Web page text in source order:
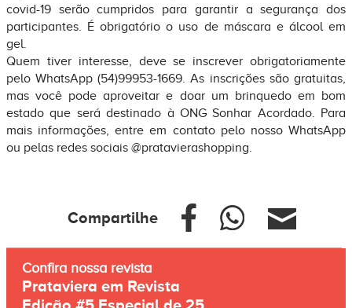
covid-19 serão cumpridos para garantir a segurança dos
participantes. É obrigatório o uso de máscara e álcool em
gel.
Quem tiver interesse, deve se inscrever obrigatoriamente
pelo WhatsApp (54)99953-1669. As inscrições são gratuitas,
mas você pode aproveitar e doar um brinquedo em bom
estado que será destinado à ONG Sonhar Acordado. Para
mais informações, entre em contato pelo nosso WhatsApp
ou pelas redes sociais @pratavierashopping.
Compartilhe
Confira nossa revista
Prataviera em Revista